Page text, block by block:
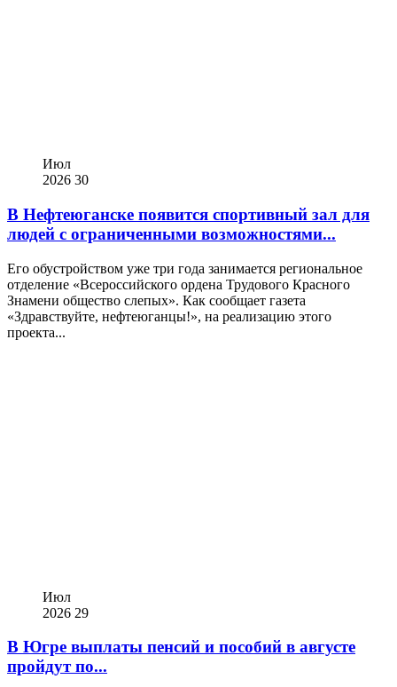
Июл
2026 30
В Нефтеюганске появится спортивный зал для
людей с ограниченными возможностями...
Его обустройством уже три года занимается региональное
отделение «Всероссийского ордена Трудового Красного
Знамени общество слепых». Как сообщает газета
«Здравствуйте, нефтеюганцы!», на реализацию этого
проекта...
Июл
2026 29
В Югре выплаты пенсий и пособий в августе
пройдут по...